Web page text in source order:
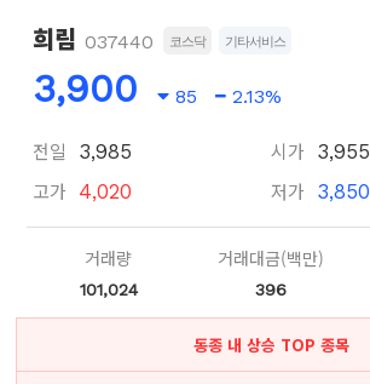
희림 037440 코스닥 기타서비스
3,900 85 2.13%
전일 3,985
고가 4,020
시가 3,955
저가 3,850
거래량
101,024
거래대금(백만)
396
동종 내 상승 TOP 종목